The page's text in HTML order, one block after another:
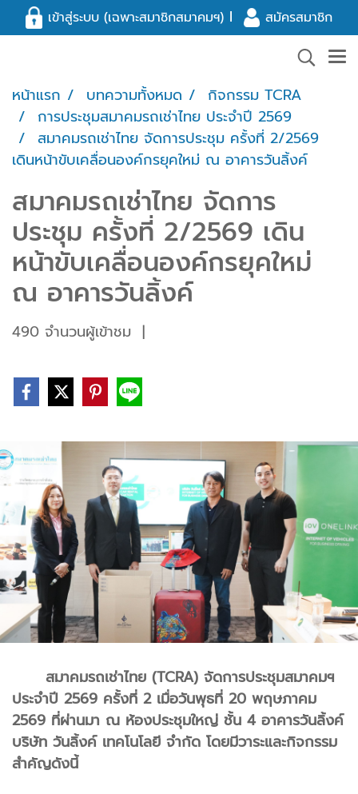
เข้าสู่ระบบ (เฉพาะสมาชิกสมาคมฯ) l สมัครสมาชิก
หน้าแรก บทความทั้งหมด
กิจกรรม TCRA
การประชุมสมาคมรถเช่าไทย ประจำปี 2569
สมาคมรถเช่าไทย จัดการประชุม ครั้งที่ 2/2569
เดินหน้าขับเคลื่อนองค์กรยุคใหม่ ณ อาคารวันลิ้งค์
สมาคมรถเช่าไทย จัดการ
ประชุม ครั้งที่ 2/2569 เดิน
หน้าขับเคลื่อนองค์กรยุคใหม่
ณ อาคารวันลิ้งค์
490 จำนวนผู้เข้าชม |
สมาคมรถเช่าไทย (TCRA) จัดการประชุมสมาคมฯ
ประจำปี 2569 ครั้งที่ 2 เมื่อวันพุธที่ 20 พฤษภาคม
2569 ที่ผ่านมา ณ ห้องประชุมใหญ่ ชั้น 4 อาคารวันลิ้งค์
บริษัท วันลิ้งค์ เทคโนโลยี จำกัด โดยมีวาระและกิจกรรม
สำคัญดังนี้